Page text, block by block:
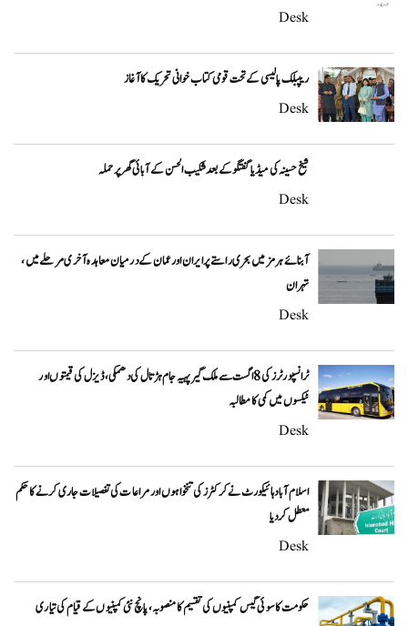
Desk
ریپبلک پالیسی کے تحت قومی کتاب خوانی تحریک کا آغاز
Desk
شیخ حسینہ کی میڈیا گفتگو کے بعد شکیب الحسن کے آبائی گھر پر حملہ
Desk
آبنائے ہرمز میں بحری راستے پر ایران اور عمان کے درمیان معاہدہ آخری مرحلے میں،
تہران
Desk
ٹرانسپورٹرز کی 8 اگست سے ملک گیر پہیہ جام ہڑتال کی دھمکی، ڈیزل کی قیمتوں اور
ٹیکسوں میں کمی کا مطالبہ
Desk
اسلام آباد ہائیکورٹ نے کرکٹرز کی تنخواہوں اور مراعات کی تفصیلات جاری کرنے کا حکم
معطل کر دیا
Desk
حکومت کا سوئی گیس کمپنیوں کی تقسیم کا منصوبہ، پانچ نئی کمپنیوں کے قیام کی تیاری